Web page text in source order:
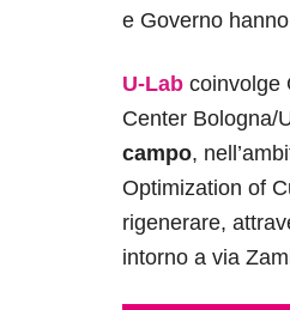
e Governo
U-Lab coinvolge
Center Bologna/
campo,
Optimization of
rigenerare,
intorno a via